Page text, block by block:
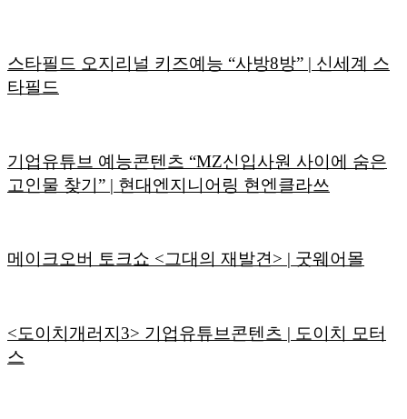
스타필드 오지리널 키즈예능 “사방8방” | 신세계 스
타필드
기업유튜브 예능콘텐츠 “MZ신입사원 사이에 숨은
고인물 찾기” | 현대엔지니어링 현엔클라쓰
메이크오버 토크쇼 <그대의 재발견> | 굿웨어몰
<도이치개러지3> 기업유튜브콘텐츠 | 도이치 모터
스